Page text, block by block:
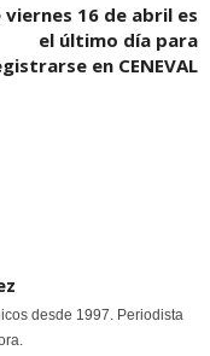
viernes 16 de abril es
el último día para
en CENEVAL
desde 1997. Periodista